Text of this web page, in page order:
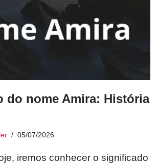
do nome Amira: História
05/07/2026
iremos conhecer o significado